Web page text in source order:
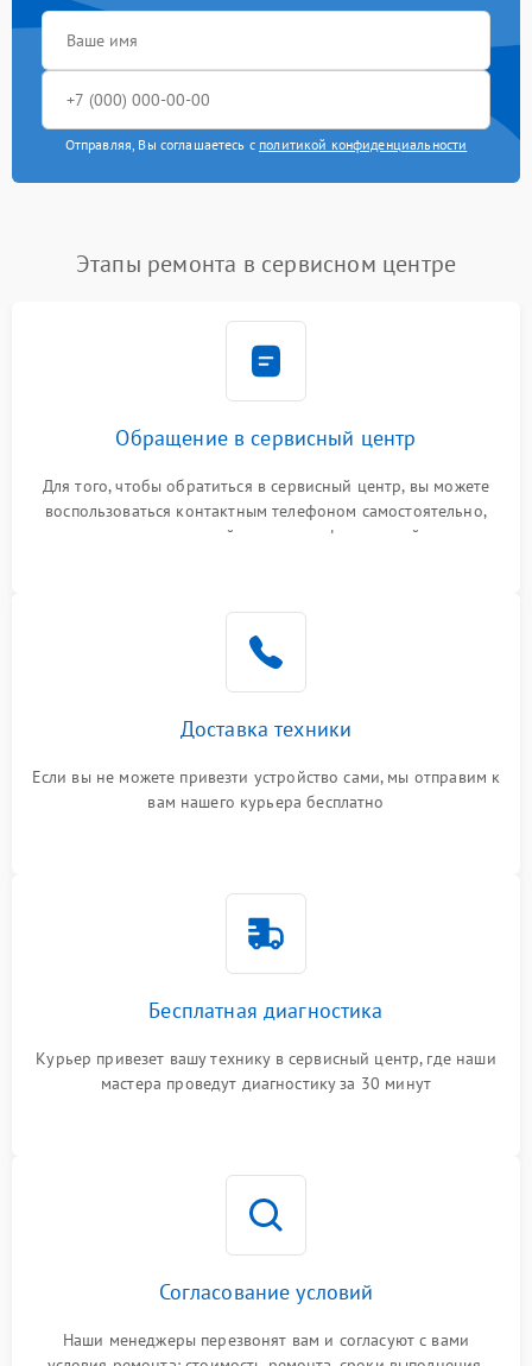
Отправляя, Вы соглашаетесь с политикой конфиденциальности
Этапы ремонта в сервисном центре
Обращение в сервисный центр
Для того, чтобы обратиться в сервисный центр, вы можете
воспользоваться контактным телефоном самостоятельно,
или оставить свой номер телефона на сайте
Доставка техники
Если вы не можете привезти устройство сами, мы отправим к
вам нашего курьера бесплатно
Бесплатная диагностика
Курьер привезет вашу технику в сервисный центр, где наши
мастера проведут диагностику за 30 минут
Согласование условий
Наши менеджеры перезвонят вам и согласуют с вами